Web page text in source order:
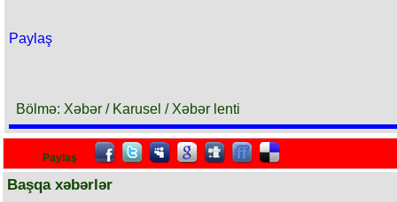
Paylaş
Bölmə: Xəbər / Karusel / Xəbər lenti
Paylaş
Başqa xəbərlər